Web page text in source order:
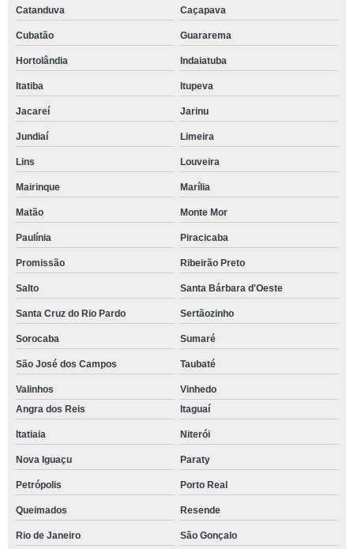
Catanduva Caçapava
Cubatão Guararema
Hortolândia Indaiatuba
Itatiba Itupeva
Jacareí Jarinu
Jundiaí Limeira
Lins Louveira
Mairinque Marília
Matão Monte Mor
Paulínia Piracicaba
Promissão Ribeirão Preto
Salto Santa Bárbara d'Oeste
Santa Cruz do Rio Pardo Sertãozinho
Sorocaba Sumaré
São José dos Campos Taubaté
Valinhos
Vinhedo
Angra dos Reis
Itaguaí
Itatiaia Niterói
Nova Iguaçu Paraty
Petrópolis Porto Real
Queimados Resende
Rio de Janeiro São Gonçalo